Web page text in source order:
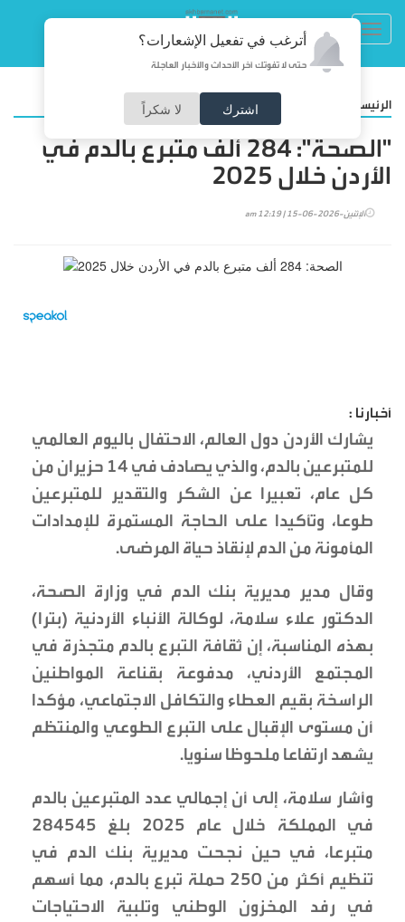
أترغب في تفعيل الإشعارات؟
حتى لا تفوتك آخر الأحداث والأخبار العاجلة
اشترك لا شكراً الرئيسية
"الصحة": 284 ألف متبرع بالدم في
الأردن خلال 2025
الإثنين-2026-06-15 | 12:19 am
أخبارنا :
يشارك الأردن دول العالم، الاحتفال باليوم العالمي
للمتبرعين بالدم، والذي يصادف في 14 حزيران من
كل عام، تعبيرا عن الشكر والتقدير للمتبرعين
طوعا، وتأكيدا على الحاجة المستمرة للإمدادات
المأمونة من الدم لإنقاذ حياة المرضى.
وقال مدير مديرية بنك الدم في وزارة الصحة،
الدكتور علاء سلامة، لوكالة الأنباء الأردنية (بترا)
بهذه المناسبة، إن ثقافة التبرع بالدم متجذرة في
المجتمع الأردني، مدفوعة بقناعة المواطنين
الراسخة بقيم العطاء والتكافل الاجتماعي، مؤكدا
أن مستوى الإقبال على التبرع الطوعي والمنتظم
يشهد ارتفاعا ملحوظا سنويا.
وأشار سلامة، إلى أن إجمالي عدد المتبرعين بالدم
في المملكة خلال عام 2025 بلغ 284545
متبرعا، في حين نجحت مديرية بنك الدم في
تنظيم أكثر من 250 حملة تبرع بالدم، مما أسهم
في رفد المخزون الوطني وتلبية الاحتياجات